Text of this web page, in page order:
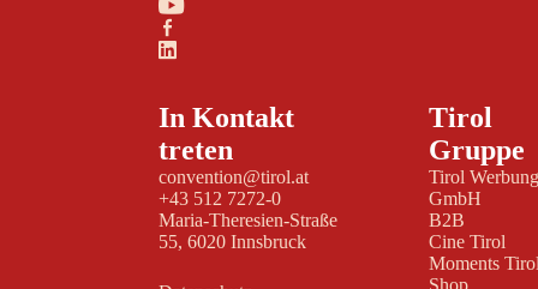
In Kontakt
treten
convention@tirol.at
+43 512 7272-0
Maria-Theresien-Straße
55, 6020 Innsbruck
Tirol
Gruppe
Tirol Werbung
GmbH
B2B
Cine Tirol
Moments
Shop